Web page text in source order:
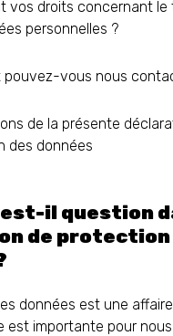
vos droits concernant
personnelles ?
pouvez-vous nous
de la présente
des données
est-il question
de protection
données est une
importante pour